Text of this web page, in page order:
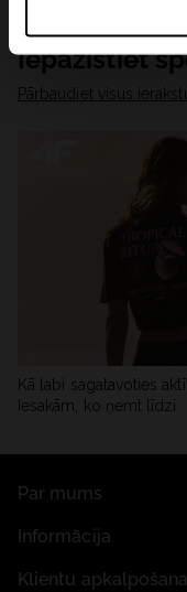
saturu un uzlabotu
( piem. socialos
mūsu Privātuma
Iepazīstiet
Pārbaudiet visus
Kā labi sagatavoties
Iesakām, ko ņemt līdzi
Par mums
Informācija
Klientu apkalpošana